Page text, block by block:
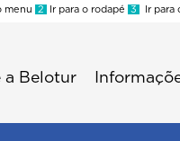
menu 2 Ir para o rodapé 3 Ir para
a Belotur